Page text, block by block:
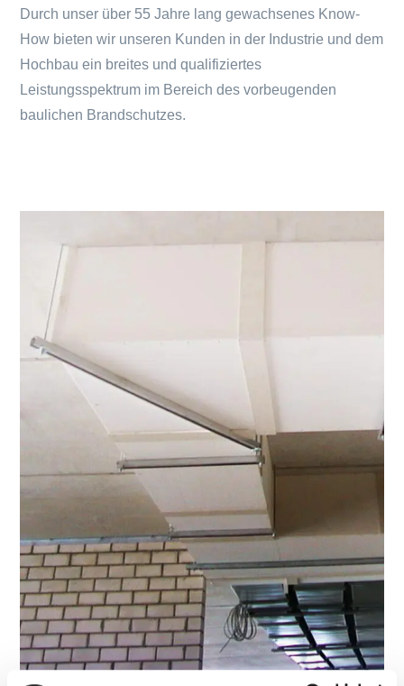
Durch unser über 55 Jahre lang gewachsenes Know-
How bieten wir unseren Kunden in der Industrie und dem
Hochbau ein breites und qualifiziertes
Leistungsspektrum im Bereich des vorbeugenden
baulichen Brandschutzes.